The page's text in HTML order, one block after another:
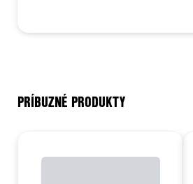
PRÍBUZNÉ PRODUKTY